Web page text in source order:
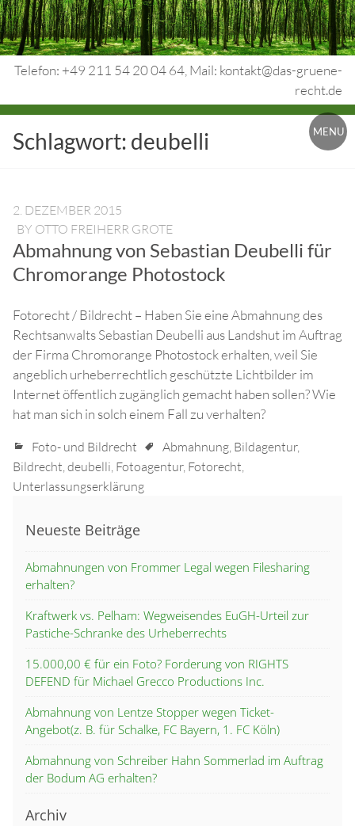
Skip
to
content
Telefon: +49 211 54 20 04 64, Mail: kontakt@das-gruene-
recht.de
Urheberrecht.
Medienrecht.
Rechtsschutz.
MENU
Schlagwort: deubelli
2. DEZEMBER 2015
BY OTTO FREIHERR GROTE
Abmahnung von Sebastian Deubelli für
Chromorange Photostock
Fotorecht / Bildrecht – Haben Sie eine Abmahnung des
Rechtsanwalts Sebastian Deubelli aus Landshut im Auftrag
der Firma Chromorange Photostock erhalten, weil Sie
angeblich urheberrechtlich geschützte Lichtbilder im
Internet öffentlich zugänglich gemacht haben sollen? Wie
hat man sich in solch einem Fall zu verhalten?
Foto- und Bildrecht Abmahnung, Bildagentur,
Bildrecht,deubelli, Fotoagentur, Fotorecht,
Unterlassungserklärung
Neueste Beiträge
Abmahnungen von Frommer Legal wegen Filesharing
erhalten?
Kraftwerk vs. Pelham: Wegweisendes EuGH-Urteil zur
Pastiche-Schranke des Urheberrechts
15.000,00 € für ein Foto? Forderung von RIGHTS
DEFEND für Michael Grecco Productions Inc.
Abmahnung von Lentze Stopper wegen Ticket-
Angebot(z. B. für Schalke, FC Bayern, 1. FC Köln)
Abmahnung von Schreiber Hahn Sommerlad im Auftrag
der Bodum AG erhalten?
Archiv